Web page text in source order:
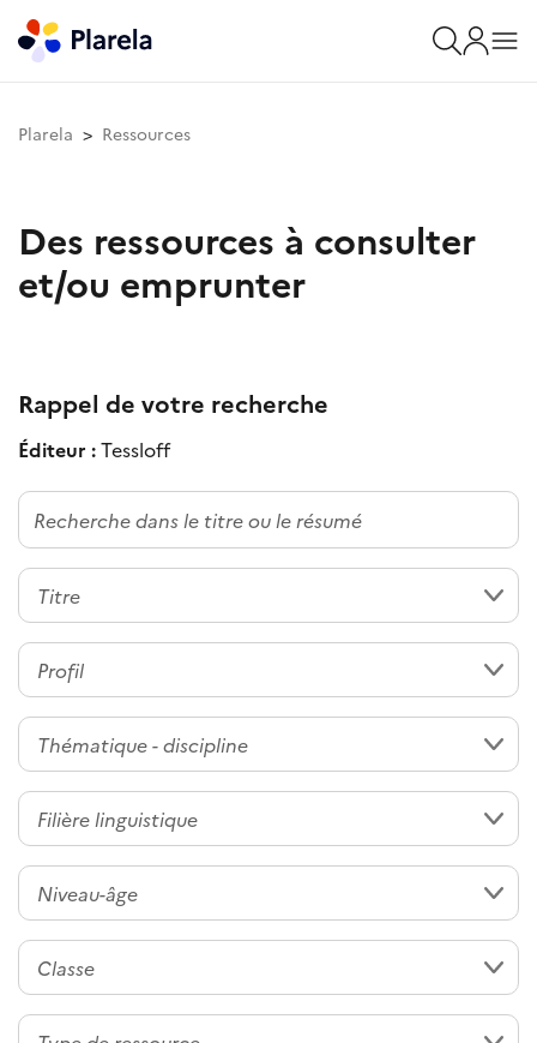
Plarela Ressources
Des ressources à consulter
et/ou emprunter
Rappel de votre recherche
Éditeur :Tessloff